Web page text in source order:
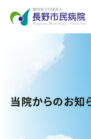
当院からのお知